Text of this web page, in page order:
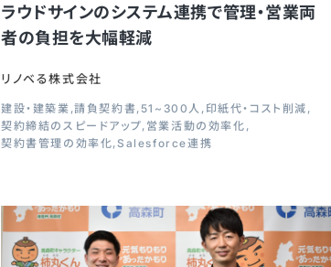
ラウドサインのシステム連携で管理・営業両
者の負担を大幅軽減
リノベる株式会社
建設・建築業 請負契約書 51~300人
印紙代・コスト削減
契約締結のスピードアップ 営業活動の効率化
契約書管理の効率化 Salesforce連携